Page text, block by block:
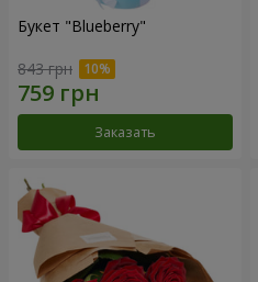
Букет "Blueberry"
843 грн
Заказать